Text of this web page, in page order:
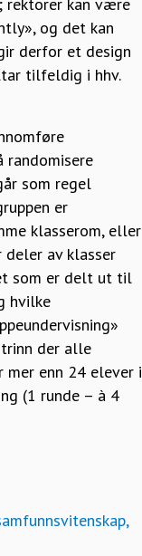
og det kan
derfor et design
tilfeldig i hhv.
randomisere
som regel
er
klasserom, eller
av klasser
som er delt ut til
hvilke
der alle
mer enn 24 elever i
(1 runde – à 4